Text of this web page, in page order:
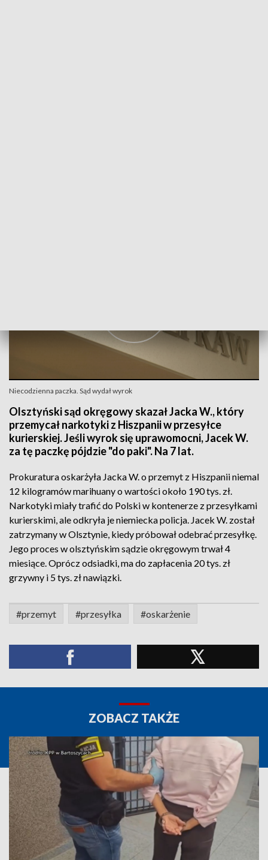
Niecodzienna paczka. Sąd wydał wyrok
Olsztyński sąd okręgowy skazał Jacka W., który
przemycał narkotyki z Hiszpanii w przesyłce
kurierskiej. Jeśli wyrok się uprawomocni, Jacek W.
za tę paczkę pójdzie "do paki". Na 7 lat.
Prokuratura oskarżyła Jacka W. o przemyt z Hiszpanii niemal
12 kilogramów marihuany o wartości około 190 tys. zł.
Narkotyki miały trafić do Polski w kontenerze z przesyłkami
kurierskimi, ale odkryła je niemiecka policja. Jacek W. został
zatrzymany w Olsztynie, kiedy próbował odebrać przesyłkę.
Jego proces w olsztyńskim sądzie okręgowym trwał 4
miesiące. Oprócz odsiadki, ma do zapłacenia 20 tys. zł
grzywny i 5 tys. zł nawiązki.
#przemyt #przesyłka #oskarżenie
ZOBACZ TAKŻE